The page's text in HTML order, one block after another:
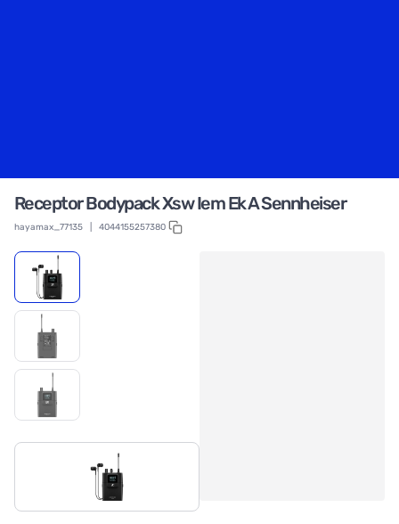
Receptor Bodypack Xsw Iem Ek A Sennheiser
hayamax_77135 4044155257380